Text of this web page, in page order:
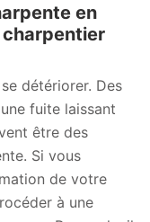
en
détériorer. Des
fuite laissant
être des
Si vous
de votre
à une